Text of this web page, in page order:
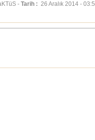
-Tarih : 26 Aralık 2014 -